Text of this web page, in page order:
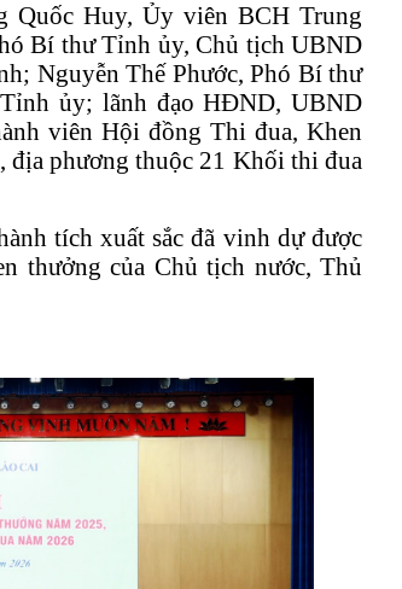
Quốc Huy, Ủy viên BCH Trung
Bí thư Tỉnh ủy, Chủ tịch UBND
Nguyễn Thế Phước, Phó Bí thư
ủy; lãnh đạo HĐND, UBND
viên Hội đồng Thi đua, Khen
địa phương thuộc 21 Khối thi đua
tích xuất sắc đã vinh dự được
thưởng của Chủ tịch nước, Thủ